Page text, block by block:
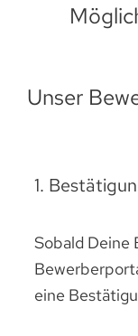
Unser
1.
Sobald Deine
eine